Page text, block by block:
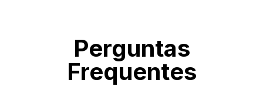
Perguntas
Frequentes